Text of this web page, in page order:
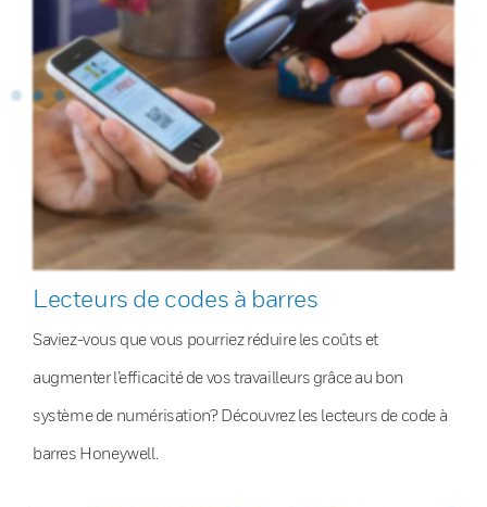
Lecteurs de codes à barres
Saviez-vous que vous pourriez réduire les coûts et
augmenter l’efficacité de vos travailleurs grâce au bon
système de numérisation? Découvrez les lecteurs de code à
barres Honeywell.